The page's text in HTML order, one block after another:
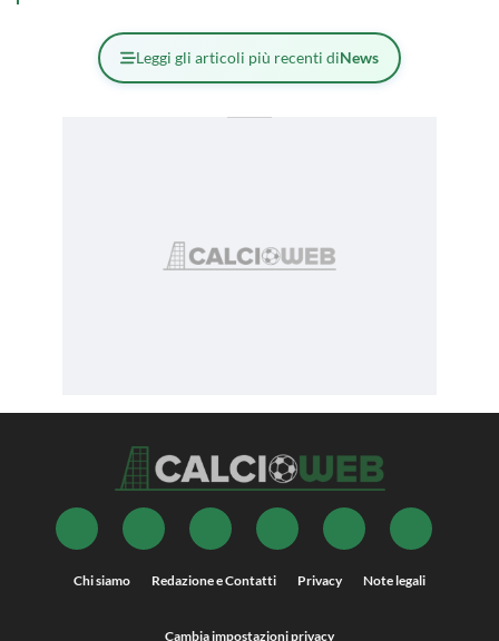
Leggi gli articoli più recenti diNews
Chi siamo Redazione e Contatti Privacy Note legali
Cambia impostazioni privacy